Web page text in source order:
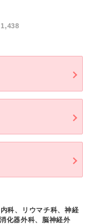
1,438
科、リウマチ科、神経
化器外科、脳神経外